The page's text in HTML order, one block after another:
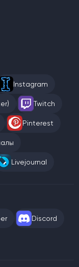
Instagram
Twitch
Pinterest
Livejournal
Discord